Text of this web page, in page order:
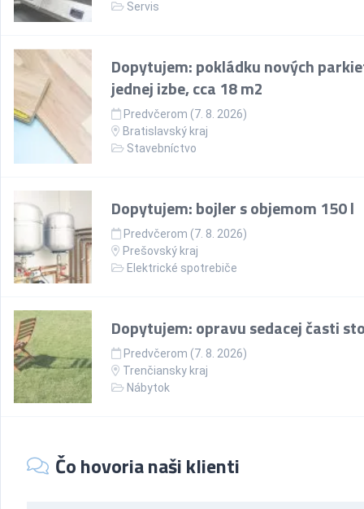
Servis
Dopytujem: pokládku nových
jednej izbe, cca 18 m2
Predvčerom (7. 8. 2026)
Bratislavský kraj
Stavebníctvo
Dopytujem: bojler s objemom 150 l
Predvčerom (7. 8. 2026)
Prešovský kraj
Elektrické spotrebiče
Dopytujem: opravu sedacej časti
Predvčerom (7. 8. 2026)
Trenčiansky kraj
Nábytok
Čo hovoria naši klienti